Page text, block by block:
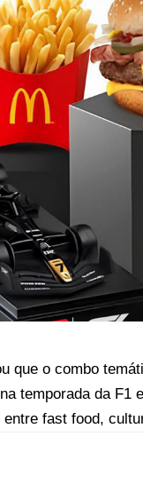
que o combo
temporada da F1
fast food,